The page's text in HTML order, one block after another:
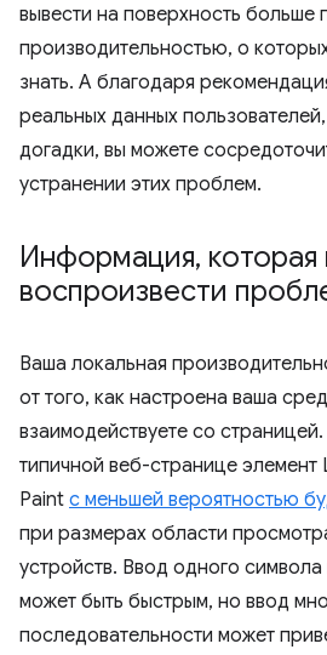
вывести на поверхность больше
производительностью, о
знать. А благодаря
реальных данных
догадки, вы можете
устранении этих проблем.
Информация,
воспроизвести
Ваша локальная
от того, как настроена ваша
взаимодействуете со
типичной веб-странице
Paint с меньшей вероятностью
при размерах области
устройств. Ввод одного символа
может быть быстрым, но ввод
последовательности может